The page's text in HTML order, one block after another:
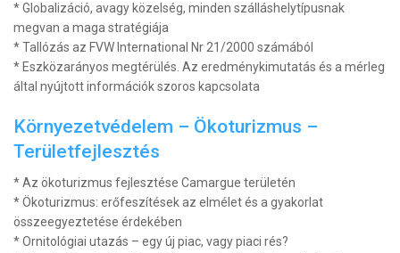
* Globalizáció, avagy közelség, minden szálláshelytípusnak
megvan a maga stratégiája
* Tallózás az FVW International Nr 21/2000 számából
* Eszközarányos megtérülés. Az eredménykimutatás és a mérleg
által nyújtott információk szoros kapcsolata
Környezetvédelem – Ökoturizmus –
Területfejlesztés
* Az ökoturizmus fejlesztése Camargue területén
* Ökoturizmus: erőfeszítések az elmélet és a gyakorlat
összeegyeztetése érdekében
* Ornitológiai utazás – egy új piac, vagy piaci rés?